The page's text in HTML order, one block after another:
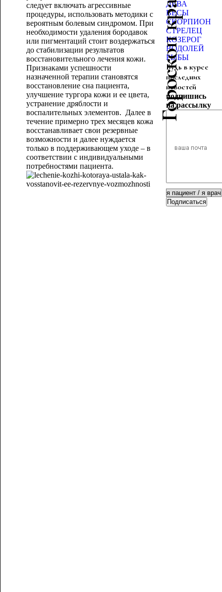
следует включать агрессивные
процедуры, использовать методики с
вероятным болевым синдромом. При
необходимости удаления бородавок
или пигментаций стоит воздержаться
до стабилизации результатов
восстановительного лечения кожи.
Признаками успешности
назначенной терапии становятся
восстановление сна пациента,
улучшение тургора кожи и ее цвета,
устранение дряблости и
воспалительных элементов. Далее в
течение примерно трех месяцев кожа
восстанавливает свои резервные
возможности и далее нуждается
только в поддерживающем уходе – в
соответствии с индивидуальными
потребностями пациента.
Гороскоп красоты
ДЕВА
ВЕСЫ
СКОРПИОН
СТРЕЛЕЦ
КОЗЕРОГ
ВОДОЛЕЙ
РЫБЫ
Будь в курсе
последних
новостей
подпишись
на рассылку
Подписаться